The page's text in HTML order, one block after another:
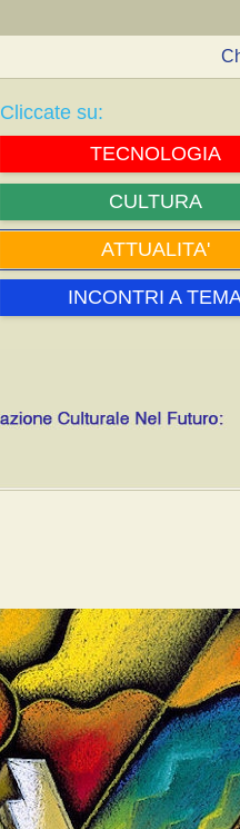
Cliccate su:
TECNOLOGIA
CULTURA
ATTUALITA'
INCONTRI A